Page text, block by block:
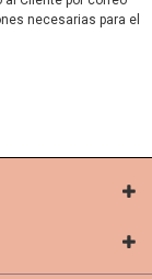
necesarias para el